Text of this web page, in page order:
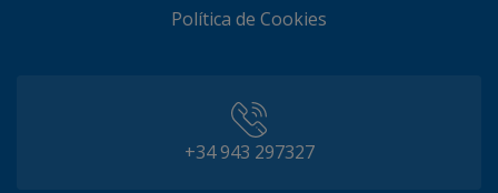
Política de Cookies
+34 943 297327